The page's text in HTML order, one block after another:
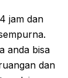
jam dan
anda bisa
dan